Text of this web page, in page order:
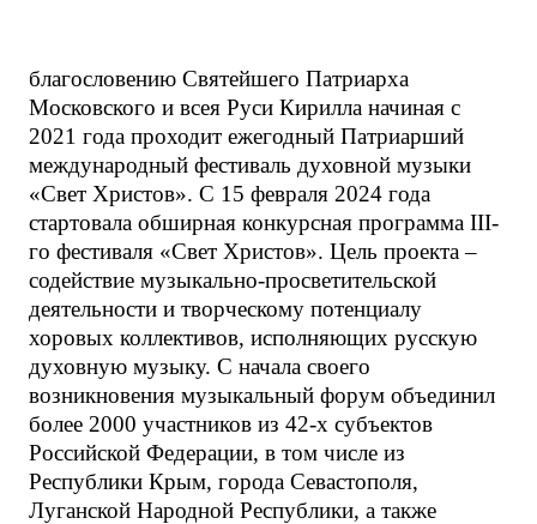
благословению Святейшего Патриарха
Московского и всея Руси Кирилла начиная с
2021 года проходит ежегодный Патриарший
международный фестиваль духовной музыки
«Свет Христов». С 15 февраля 2024 года
стартовала обширная конкурсная программа III-
го фестиваля «Свет Христов». Цель проекта –
содействие музыкально-просветительской
деятельности и творческому потенциалу
хоровых коллективов, исполняющих русскую
духовную музыку. С начала своего
возникновения музыкальный форум объединил
более 2000 участников из 42-х субъектов
Российской Федерации, в том числе из
Республики Крым, города Севастополя,
Луганской Народной Республики, а также